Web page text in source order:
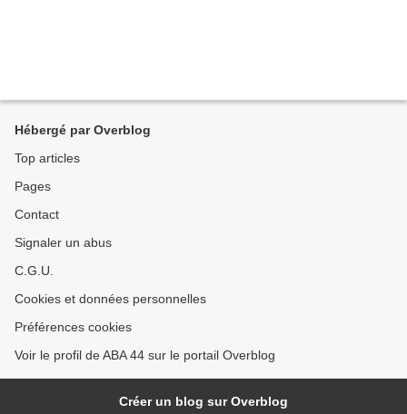
Hébergé par Overblog
Top articles
Pages
Contact
Signaler un abus
C.G.U.
Cookies et données personnelles
Préférences cookies
Voir le profil de ABA 44 sur le portail Overblog
Créer un blog sur Overblog